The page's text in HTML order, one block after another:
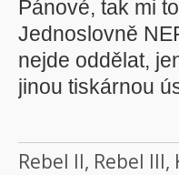
Pánové, tak mi
Jednoslovně
nejde oddělat,
jinou tiskárnou
Rebel II, Rebel